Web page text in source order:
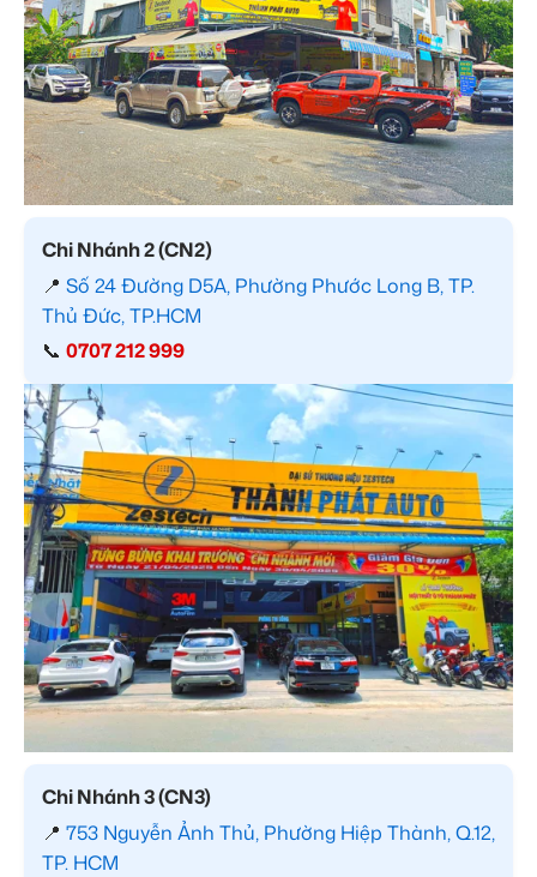
Chi Nhánh 2 (CN2)
📍 Số 24 Đường D5A, Phường Phước Long B, TP.
Thủ Đức, TP.HCM
📞 0707 212 999
Chi Nhánh 3 (CN3)
📍 753 Nguyễn Ảnh Thủ, Phường Hiệp Thành, Q.12,
TP. HCM